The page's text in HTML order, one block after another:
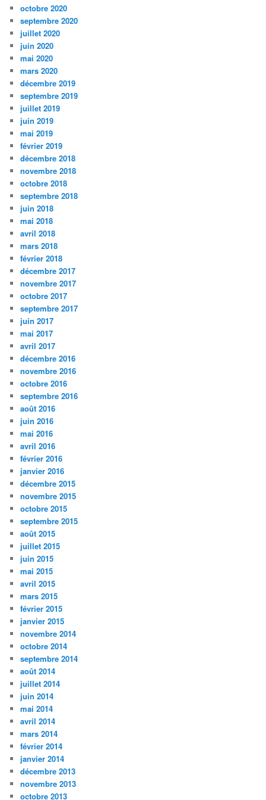
octobre 2020
septembre 2020
juillet 2020
juin 2020
mai 2020
mars 2020
décembre 2019
septembre 2019
juillet 2019
juin 2019
mai 2019
février 2019
décembre 2018
novembre 2018
octobre 2018
septembre 2018
juin 2018
mai 2018
avril 2018
mars 2018
février 2018
décembre 2017
novembre 2017
octobre 2017
septembre 2017
juin 2017
mai 2017
avril 2017
décembre 2016
novembre 2016
octobre 2016
septembre 2016
août 2016
juin 2016
mai 2016
avril 2016
février 2016
janvier 2016
décembre 2015
novembre 2015
octobre 2015
septembre 2015
août 2015
juillet 2015
juin 2015
mai 2015
avril 2015
mars 2015
février 2015
janvier 2015
novembre 2014
octobre 2014
septembre 2014
août 2014
juillet 2014
juin 2014
mai 2014
avril 2014
mars 2014
février 2014
janvier 2014
décembre 2013
novembre 2013
octobre 2013